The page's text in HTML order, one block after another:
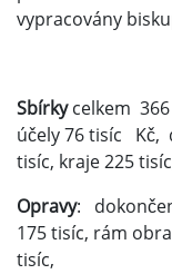
vypracovány
Sbírkycelkem
účely 76 tisíc Kč,
tisíc, kraje 225
Opravy:
175 tisíc, rám
tisíc,